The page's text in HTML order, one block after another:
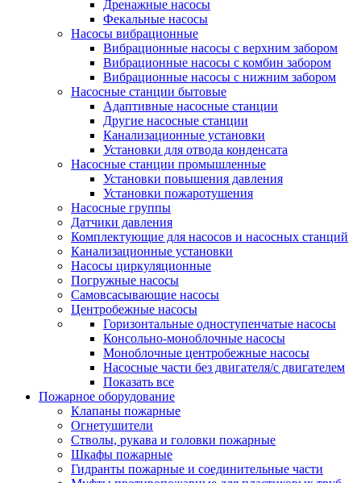
Дренажные насосы
Фекальные насосы
Насосы вибрационные
Вибрационные насосы с верхним забором
Вибрационные насосы с комбин забором
Вибрационные насосы с нижним забором
Насосные станции бытовые
Адаптивные насосные станции
Другие насосные станции
Канализационные установки
Установки для отвода конденсата
Насосные станции промышленные
Установки повышения давления
Установки пожаротушения
Насосные группы
Датчики давления
Комплектующие для насосов и насосных станций
Канализационные установки
Насосы циркуляционные
Погружные насосы
Самовсасывающие насосы
Центробежные насосы
Горизонтальные одноступенчатые насосы
Консольно-моноблочные насосы
Моноблочные центробежные насосы
Насосные части без двигателя/с двигателем
Показать все
Пожарное оборудование
Клапаны пожарные
Огнетушители
Стволы, рукава и головки пожарные
Шкафы пожарные
Гидранты пожарные и соединительные части